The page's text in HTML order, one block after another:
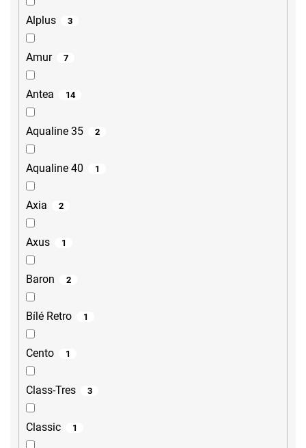
Alplus 3
Amur 7
Antea 14
Aqualine 35 2
Aqualine 40 1
Axia 2
Axus 1
Baron 2
Bílé Retro 1
Cento 1
Class-Tres 3
Classic 1